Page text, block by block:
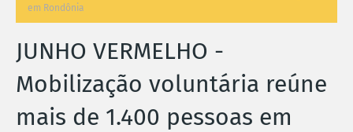
em Rondônia
JUNHO VERMELHO -
Mobilização voluntária reúne
mais de 1.400 pessoas em